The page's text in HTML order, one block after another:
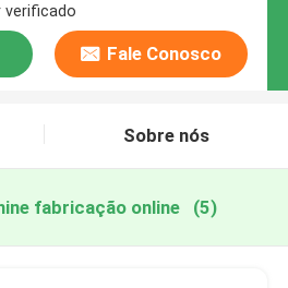
verificado
Fale Conosco
Sobre nós
fabricação online (5)